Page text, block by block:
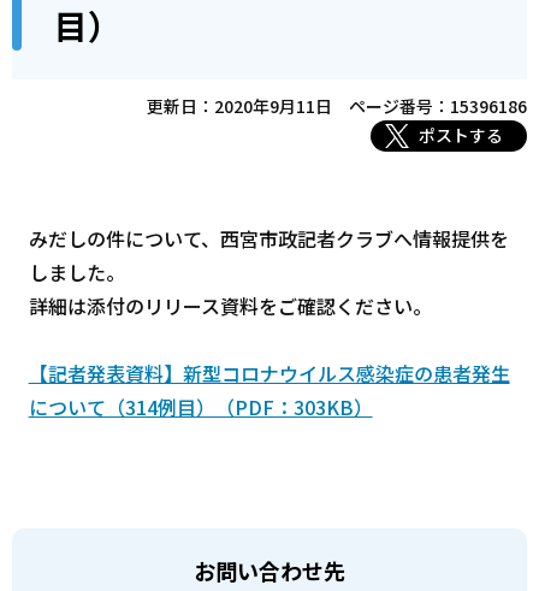
す
ら
目）
更新日：2020年9月11日
ページ番号：15396186
ポストする
みだしの件について、西宮市政記者クラブへ情報提供を
しました。
詳細は添付のリリース資料をご確認ください。
【記者発表資料】新型コロナウイルス感染症の患者発生
について（314例目）（PDF：303KB）
お問い合わせ先